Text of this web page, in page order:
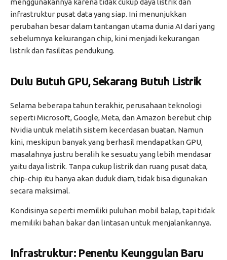
menggunakannya karena tidak cukup daya listrik dan
infrastruktur pusat data yang siap. Ini menunjukkan
perubahan besar dalam tantangan utama dunia AI dari yang
sebelumnya kekurangan chip, kini menjadi kekurangan
listrik dan fasilitas pendukung.
Dulu Butuh GPU, Sekarang Butuh Listrik
Selama beberapa tahun terakhir, perusahaan teknologi
seperti Microsoft, Google, Meta, dan Amazon berebut chip
Nvidia untuk melatih sistem kecerdasan buatan. Namun
kini, meskipun banyak yang berhasil mendapatkan GPU,
masalahnya justru beralih ke sesuatu yang lebih mendasar
yaitu daya listrik. Tanpa cukup listrik dan ruang pusat data,
chip-chip itu hanya akan duduk diam, tidak bisa digunakan
secara maksimal.
Kondisinya seperti memiliki puluhan mobil balap, tapi tidak
memiliki bahan bakar dan lintasan untuk menjalankannya.
Infrastruktur: Penentu Keunggulan Baru